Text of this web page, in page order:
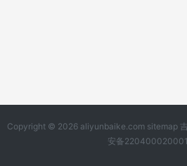
Copyright © 2026 aliyunbaike.com sitemap
安备